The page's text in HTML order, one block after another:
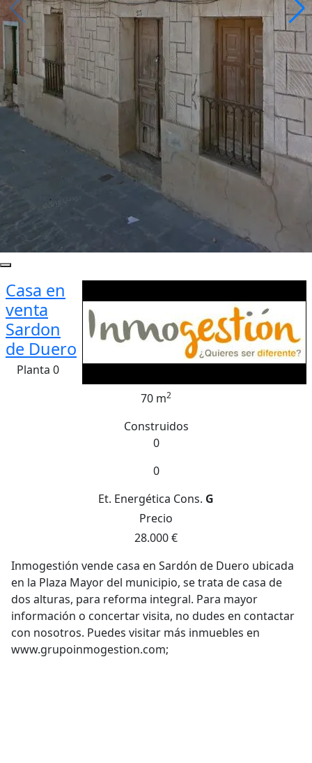
Casa en
venta
Sardon
de Duero
Planta 0
70 m2
Construidos
0
0
Et. Energética Cons. G
Precio
28.000 €
Inmogestión vende casa en Sardón de Duero ubicada
en la Plaza Mayor del municipio, se trata de casa de
dos alturas, para reforma integral. Para mayor
información o concertar visita, no dudes en contactar
con nosotros. Puedes visitar más inmuebles en
www.grupoinmogestion.com;